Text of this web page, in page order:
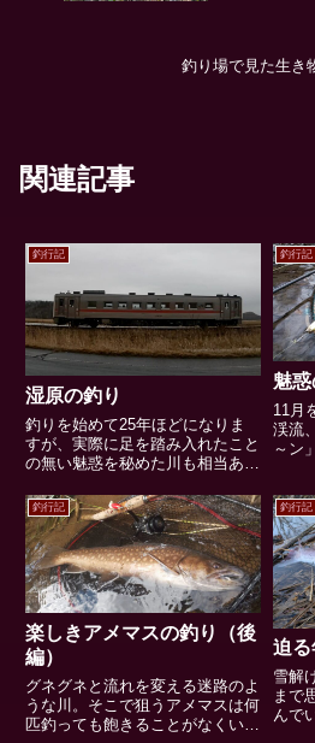
釣り場で見た生き
関連記事
釣行記
湿原の釣り
釣りを始めて25年ほどになりま
すが、実際に足を踏み入れたこと
の無い魅惑を秘めた川も相当あり
れていると思います。地図を見て
はここら辺で魚が釣れるのではな
いだろうか？などと考えているだ
けでも楽しくなってしまいま
す。...
釣行記
魅
11月
渓流
～ン
ス達
冬前
のか
追...
釣行記
楽しきアメマスの釣り（後
編）
グネグネと流れを変える迷路のよ
うな川。そこで狙うアメマスは何
匹釣っても飽きることがなくいつ
釣行記
迫
雪解
まで
んで